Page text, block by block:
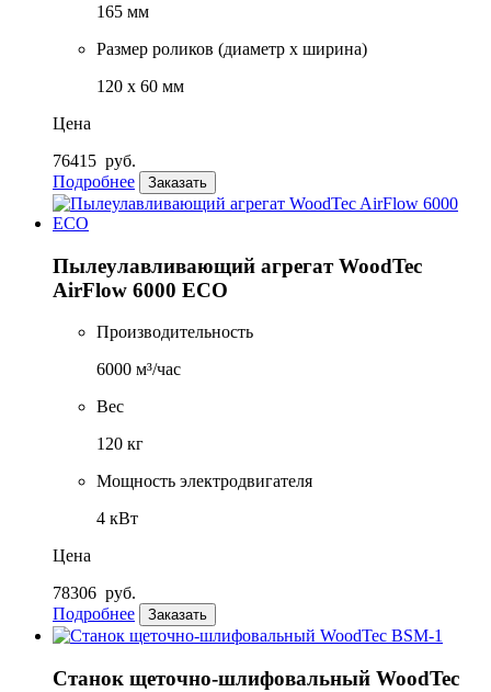
165 мм
Размер роликов (диаметр х ширина)
120 x 60 мм
Цена
76415 руб.
Подробнее
Заказать
Пылеулавливающий агрегат WoodTec
AirFlow 6000 ECO
Производительность
6000 м³/час
Вес
120 кг
Мощность электродвигателя
4 кВт
Цена
78306 руб.
Подробнее
Заказать
Станок щеточно-шлифовальный WoodTec